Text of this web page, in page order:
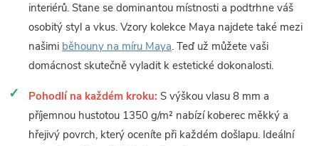
interiérů. Stane se dominantou místnosti a podtrhne váš
osobitý styl a vkus. Vzory kolekce Maya najdete také mezi
našimi běhouny na míru Maya. Teď už můžete vaši
domácnost skutečně vyladit k estetické dokonalosti.
Pohodlí na každém kroku: S výškou vlasu 8 mm a
příjemnou hustotou 1350 g/m² nabízí koberec měkký a
hřejivý povrch, který oceníte při každém došlapu. Ideální